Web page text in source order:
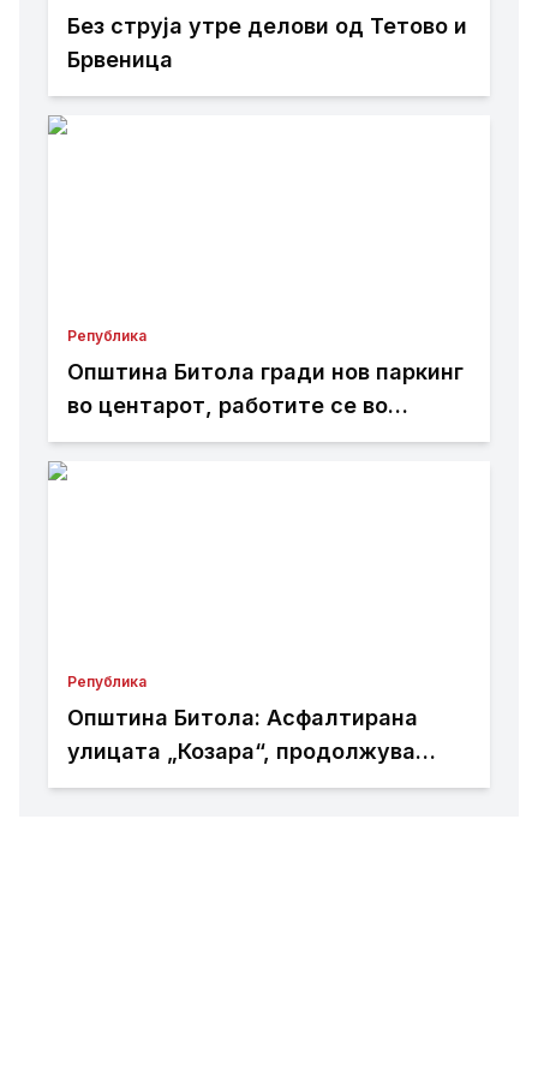
Без струја утре делови од Тетово и
Брвеница
Република
Општина Битола гради нов паркинг
во центарот, работите се во
завршна фаза
Република
Општина Битола: Асфалтирана
улицата „Козара“, продолжува
реконструкцијата кај